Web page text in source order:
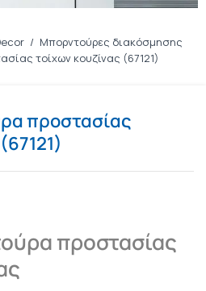
/ Μπορντούρες διακόσμησης
τοίχων κουζίνας (67121)
προστασίας
προστασίας